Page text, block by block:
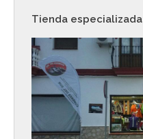
Tienda especializada